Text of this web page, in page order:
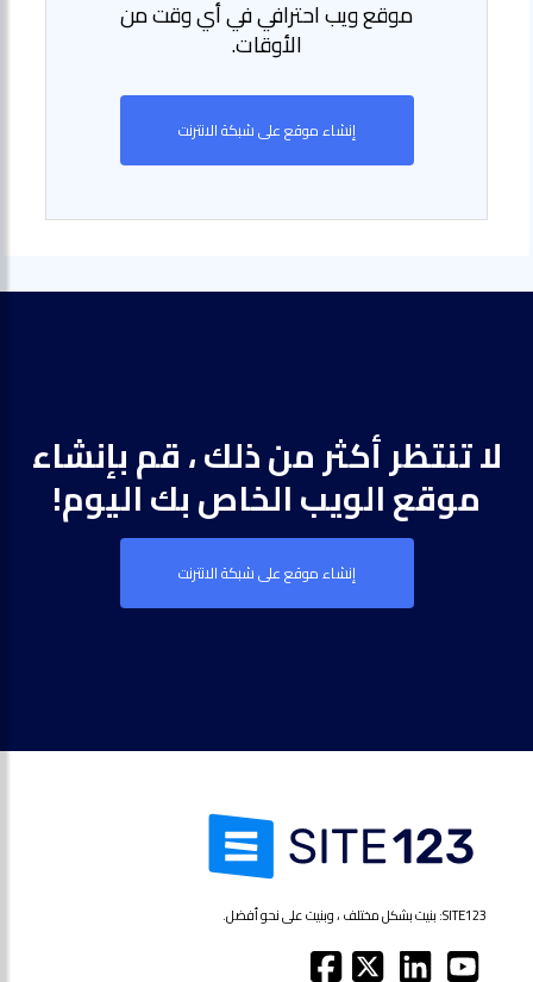
موقع ويب احترافي في أي وقت من
الأوقات.
إنشاء موقع على شبكة الانترنت
لا تنتظر أكثر من ذلك ، قم بإنشاء
موقع الويب الخاص بك اليوم!
إنشاء موقع على شبكة الانترنت
SITE123: بنيت بشكل مختلف ، وبنيت على نحو أفضل.